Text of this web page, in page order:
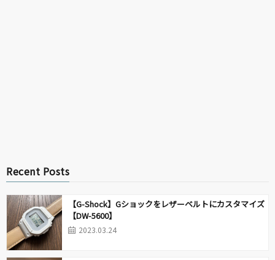
Recent Posts
【G-Shock】Gショックをレザーベルトにカスタマイズ
【DW-5600】
2023.03.24